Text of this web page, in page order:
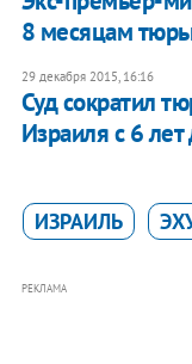
8 месяцам
29 декабря 2015, 16:16
Суд сократил
Израиля с 6
ИЗРАИЛЬ
РЕКЛАМА